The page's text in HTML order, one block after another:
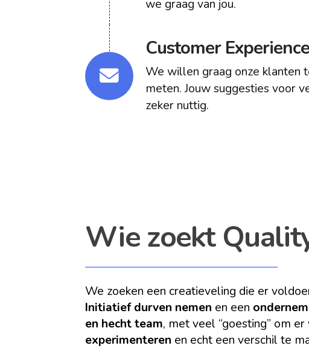
we graag van jou.
Customer
We willen graag onze klanten
meten. Jouw suggesties voor
zeker nuttig.
Wie zoekt
We zoeken een creatieveling die er
Initiatief durven nemen en een
en hecht team, met veel “goesting” om
experimenteren en echt een verschil te